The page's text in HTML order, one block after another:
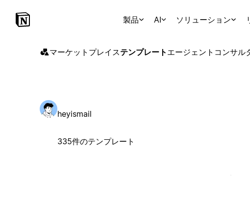
製品 AI ソリューション
マーケットプレイステンプレート エージェント コンサル
heyismail
335件のテンプレート